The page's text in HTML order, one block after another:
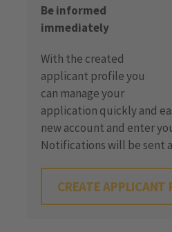
Be informed
immediately
With the created
applicant profile you
can manage your
application quickly and
new account and enter
Notifications will be sent
CREATE APPLICANT